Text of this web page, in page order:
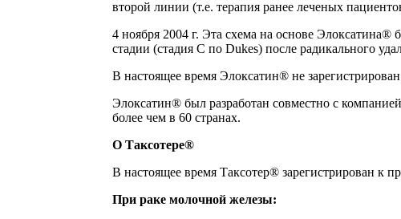
второй линии (т.е. терапия ранее леченых
4 ноября 2004 г. Эта схема на основе Элоксатина®
стадии (стадия С по Dukes) после радикального
В настоящее время Элоксатин® не
Элоксатин® был разработан совместно с
более чем в 60 странах.
О Таксотере®
В настоящее время Таксотер® зарегистрирован к
При раке молочной железы: